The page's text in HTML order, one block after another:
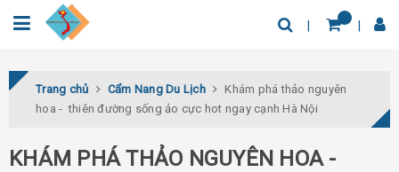
0932.04.03.78 Tìm thêm địa điểm
Trang chủ Cẩm Nang Du Lịch
Khám phá thảo nguyên
hoa - thiên đường sống ảo cực hot ngay cạnh Hà Nội
KHÁM PHÁ THẢO NGUYÊN HOA -